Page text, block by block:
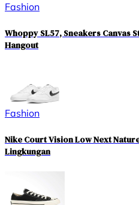
Fashion
Whoppy SL57, Sneakers Canvas
Hangout
Fashion
Nike Court Vision Low Next
Lingkungan